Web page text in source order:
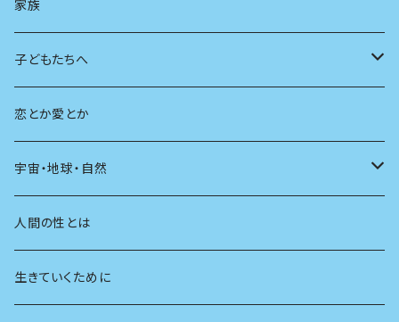
AIと社会
広告
日本の芸能
学ぶ楽しみ
現在
未来
旅
人生
家族
子どもたちへ
教育
友達
学校
恋とか愛とか
宇宙・地球・自然
動物
植物
人間の性とは
生きていくために